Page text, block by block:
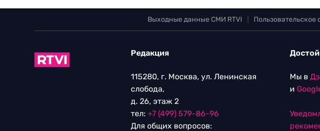
Выходные данные СМИ RTVI Пользовательское
Редакция
115280, г. Москва, ул. Ленинская
слобода,
д. 26, этаж 2
тел: +7 (499) 579-86-96
Для общих вопросов:
Мы в
и